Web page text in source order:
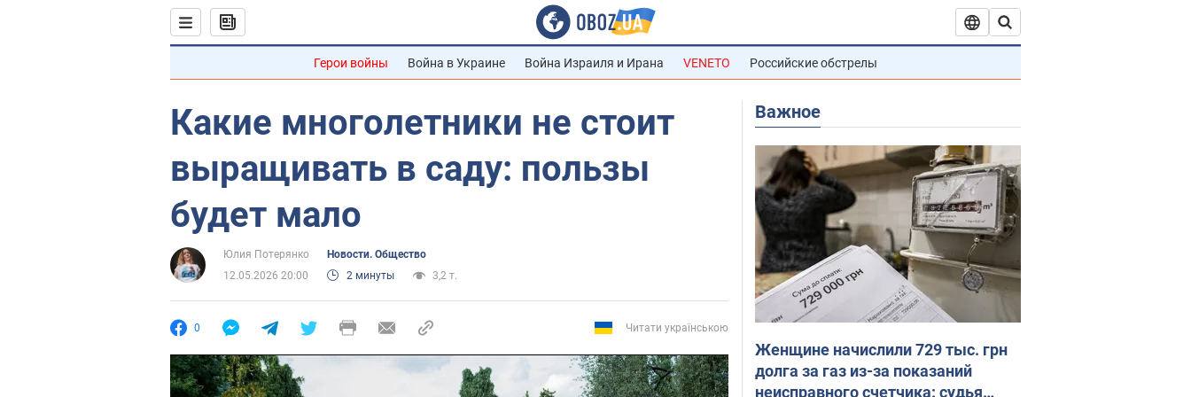
Герои войны Война в Украине Война Израиля и Ирана VENETO Российские обстрелы
Какие многолетники не стоит
выращивать в саду: пользы
будет мало
Юлия Потерянко
Новости. Общество
12.05.2026 20:00
2 минуты 3,2 т.
0 Читати українською
Важное
Женщине начислили 729 тыс. грн
долга за газ из-за показаний
неисправного счетчика: судья